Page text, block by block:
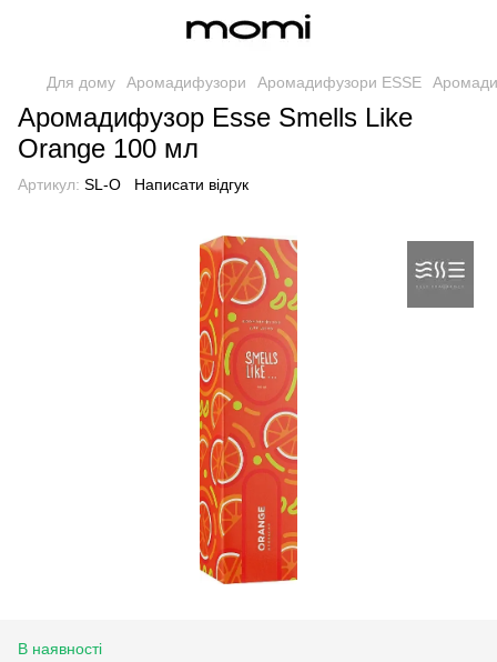
Для дому Аромадифузори Аромадифузори ESSE
Аромадифузор Esse Smells Like
Orange 100 мл
Артикул: SL-O Написати відгук
В наявності